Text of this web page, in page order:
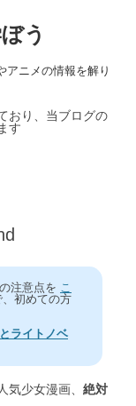
う
アニメの情報を解り
おり、当ブログの
す
注意点を こ
初めての方
ライトノベ
少女漫画、 絶対